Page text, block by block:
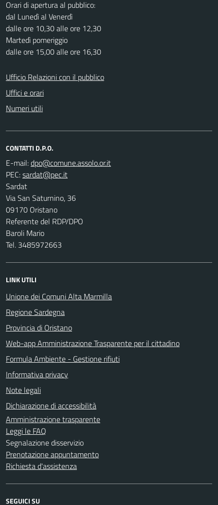
Orari di apertura al pubblico:
dal Lunedì al Venerdì
dalle ore 10,30 alle ore 12,30
Martedì pomeriggio
dalle ore 15,00 alle ore 16,30
Ufficio Relazioni con il pubblico
Uffici e orari
Numeri utili
CONTATTI D.P.O.
E-mail:
PEC:
Sardat
Via San Saturnino, 36
09170 Oristano
Referente del RDP/DPO
Baroli Mario
Tel. 3485972663
LINK UTILI
Unione dei Comuni Alta Marmilla
Regione Sardegna
Provincia di Oristano
Web-app Amministrazione Trasparente per il cittadino
Formula Ambiente - Gestione rifiuti
Informativa privacy
Note legali
Dichiarazione di accessibilità
Amministrazione trasparente
Leggi le FAQ
Segnalazione disservizio
Prenotazione appuntamento
Richiesta d'assistenza
SEGUICI SU